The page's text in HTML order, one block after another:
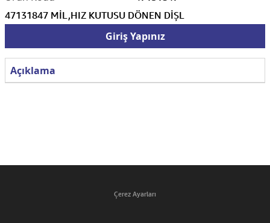
47131847 MİL,HIZ KUTUSU DÖNEN DİŞL
Giriş Yapınız
Açıklama
Çerez Ayarları